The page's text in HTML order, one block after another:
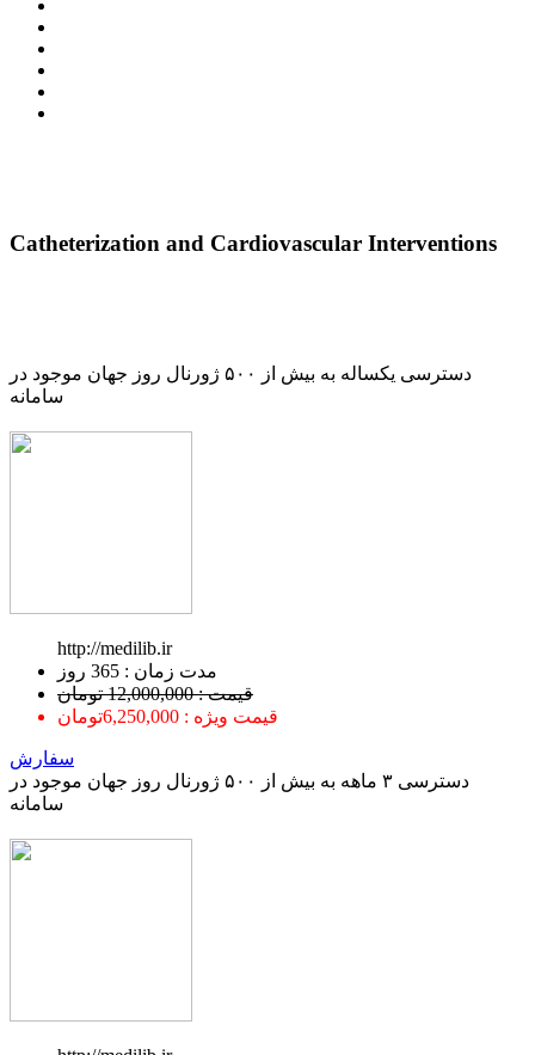
Catheterization and Cardiovascular Interventions
دسترسی یکساله به بیش از ۵۰۰ ژورنال روز جهان موجود در
سامانه
http://medilib.ir
ﻣﺪﺕ ﺯﻣﺎﻥ : 365 ﺭﻭﺯ
قیمت : 12,000,000 تومان
قیمت ویژه : 6,250,000تومان
سفارش
دسترسی ۳ ماهه به بیش از ۵۰۰ ژورنال روز جهان موجود در
سامانه